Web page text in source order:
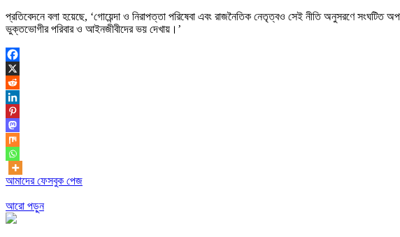
প্রতিবেদনে বলা হয়েছে, ‘গোয়েন্দা ও নিরাপত্তা পরিষেবা এবং রাজনৈতিক নেতৃত্বও সেই নীতি অনুসরণে
ভুক্তভোগীর পরিবার ও আইনজীবীদের ভয় দেখায়।’
আমাদের ফেসবুক পেজ
আরো পড়ুন